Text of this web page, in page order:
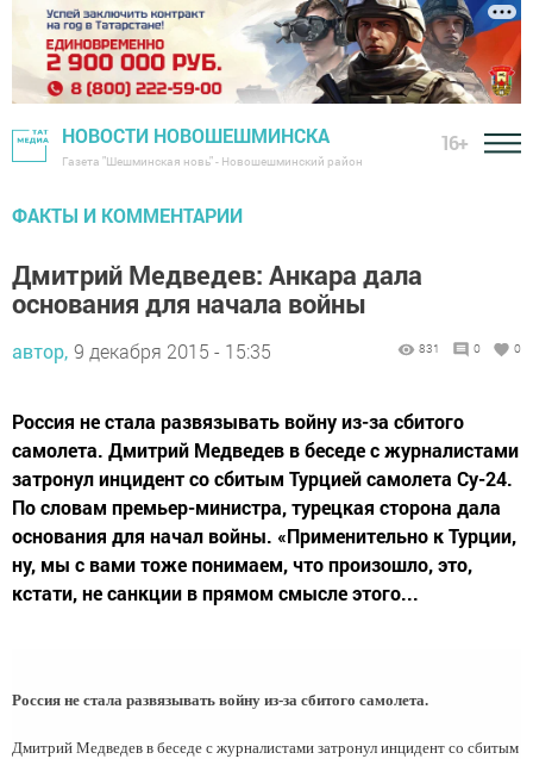
НОВОСТИ НОВОШЕШМИНСКА
Газета "Шешминская новь" - Новошешминский район
16+
ФАКТЫ И КОММЕНТАРИИ
Дмитрий Медведев: Анкара дала
основания для начала войны
автор, 9 декабря 2015 - 15:35 831 0 0
Россия не стала развязывать войну из-за сбитого
самолета. Дмитрий Медведев в беседе с журналистами
затронул инцидент со сбитым Турцией самолета Су-24.
По словам премьер-министра, турецкая сторона дала
основания для начал войны. «Применительно к Турции,
ну, мы с вами тоже понимаем, что произошло, это,
кстати, не санкции в прямом смысле этого...
Россия не стала развязывать войну из-за сбитого самолета.
Дмитрий Медведев в беседе с журналистами затронул инцидент со сбитым